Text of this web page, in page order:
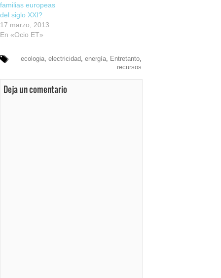
familias europeas
del siglo XXI?
17 marzo, 2013
En «Ocio ET»
ecologia, electricidad, energía, Entretanto,
recursos
Deja un comentario